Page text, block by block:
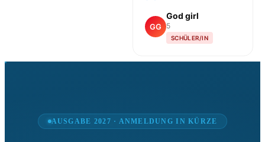
GG
God girl
5
SCHÜLER/IN
AUSGABE 2027 · ANMELDUNG IN KÜRZE